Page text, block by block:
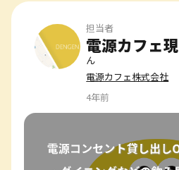
担当者
電源カフェ
ん
電源カフェ株式会社
4年前